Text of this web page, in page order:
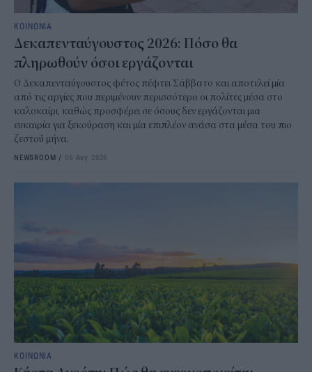
ΚΟΙΝΩΝΙΑ
Δεκαπενταύγουστος 2026: Πόσο θα
πληρωθούν όσοι εργάζονται
Ο Δεκαπενταύγουστος φέτος πέφτει Σάββατο και αποτελεί μία
από τις αργίες που περιμένουν περισσότερο οι πολίτες μέσα στο
καλοκαίρι, καθώς προσφέρει σε όσους δεν εργάζονται μια
ευκαιρία για ξεκούραση και μία επιπλέον ανάσα στα μέσα του πιο
ζεστού μήνα.
NEWSROOM / 06 Αυγ 2026
ΚΟΙΝΩΝΙΑ